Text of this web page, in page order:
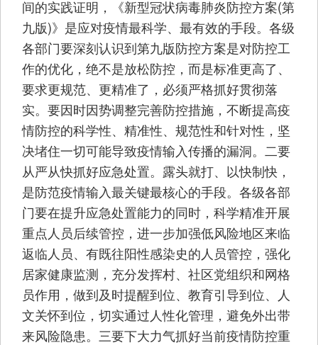
间的实践证明，《新型冠状病毒肺炎防控方案(第
九版)》是应对疫情最科学、最有效的手段。各级
各部门要深刻认识到第九版防控方案是对防控工
作的优化，绝不是放松防控，而是标准更高了、
要求更规范、更精准了，必须严格抓好贯彻落
实。要因时因势调整完善防控措施，不断提高疫
情防控的科学性、精准性、规范性和针对性，坚
决堵住一切可能导致疫情输入传播的漏洞。二要
从严从快抓好应急处置。露头就打、以快制快，
是防范疫情输入最关键最核心的手段。各级各部
门要在提升应急处置能力的同时，科学精准开展
重点人员后续管控，进一步加强低风险地区来临
返临人员、有既往阳性感染史的人员管控，强化
居家健康监测，充分发挥村、社区党组织和网格
员作用，做到及时提醒到位、教育引导到位、人
文关怀到位，切实通过人性化管理，避免外出带
来风险隐患。三要下大力气抓好当前疫情防控重